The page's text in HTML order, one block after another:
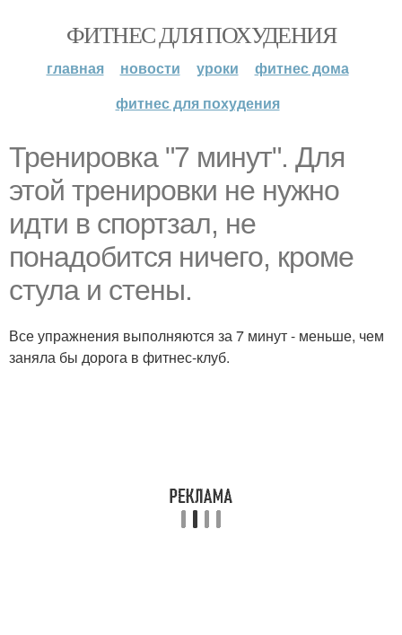
ФИТНЕС ДЛЯ ПОХУДЕНИЯ
главная новости уроки
фитнес дома
фитнес для похудения
Тренировка "7 минут". Для
этой тренировки не нужно
идти в спортзал, не
понадобится ничего, кроме
стула и стены.
Все упражнения выполняются за 7 минут - меньше, чем
заняла бы дорога в фитнес-клуб.